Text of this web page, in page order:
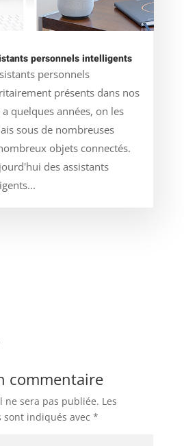
personnels intelligents
personnels
présents dans nos
quelques années, on les
sous de nombreuses
objets connectés.
des assistants
commentaire
ne sera pas publiée. Les
indiqués avec *